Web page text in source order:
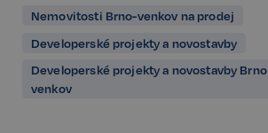
Nemovitosti Brno-venkov na prodej
Developerské projekty a novostavby
Developerské projekty a novostavby Brno
venkov